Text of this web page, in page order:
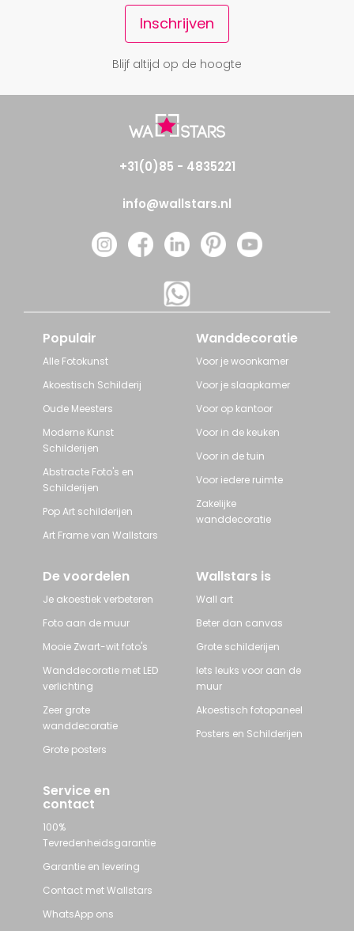
Inschrijven
Blijf altijd op de hoogte
+31(0)85 - 4835221
info@wallstars.nl
Populair
Alle Fotokunst
Akoestisch Schilderij
Oude Meesters
Moderne Kunst
Schilderijen
Abstracte Foto's en
Schilderijen
Pop Art schilderijen
Art Frame van Wallstars
Wanddecoratie
Voor je woonkamer
Voor je slaapkamer
Voor op kantoor
Voor in de keuken
Voor in de tuin
Voor iedere ruimte
Zakelijke
wanddecoratie
De voordelen
Je akoestiek verbeteren
Foto aan de muur
Mooie Zwart-wit foto's
Wanddecoratie met LED
verlichting
Zeer grote
wanddecoratie
Grote posters
Wallstars is
Wall art
Beter dan canvas
Grote schilderijen
Iets leuks voor aan de
muur
Akoestisch fotopaneel
Posters en Schilderijen
Service en
contact
100%
Tevredenheidsgarantie
Garantie en levering
Contact met Wallstars
WhatsApp ons